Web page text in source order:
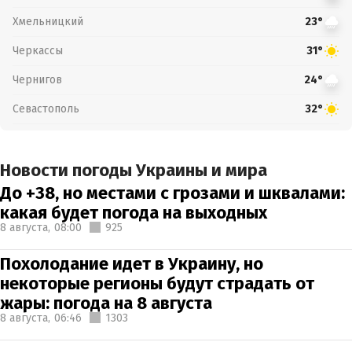
Хмельницкий 23°
Черкассы 31°
Чернигов 24°
Севастополь 32°
Новости погоды Украины и мира
До +38, но местами с грозами и шквалами:
какая будет погода на выходных
8 августа, 08:00 925
Похолодание идет в Украину, но
некоторые регионы будут страдать от
жары: погода на 8 августа
8 августа, 06:46 1303